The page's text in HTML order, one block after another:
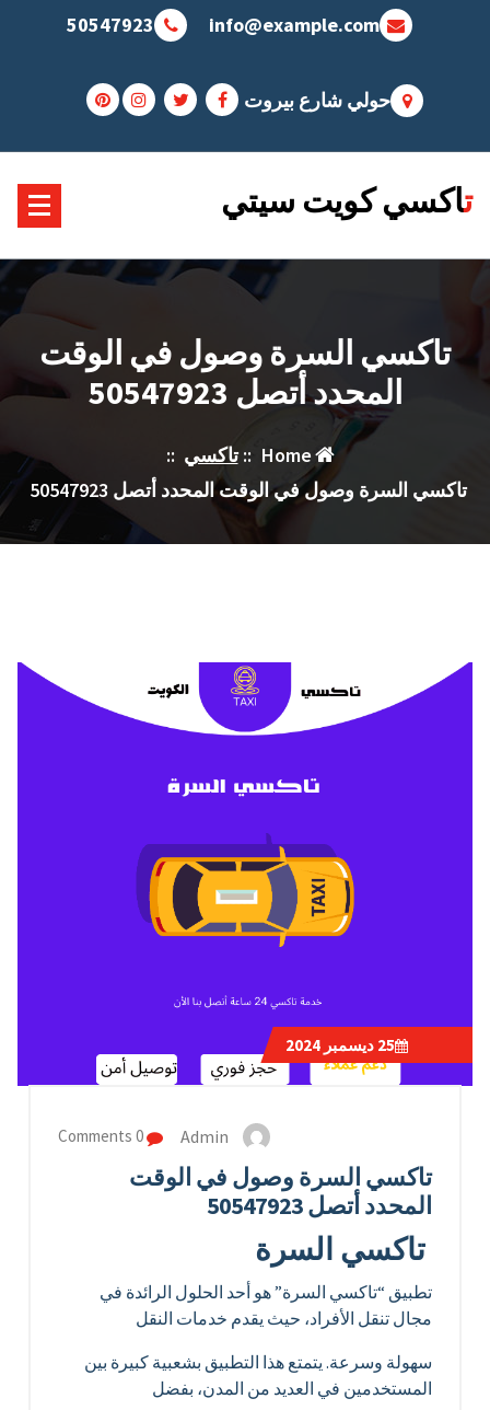
info@example.com
50547923
حولي شارع بيروت
تاكسي كويت سيتي
تاكسي السرة وصول في الوقت
المحدد أتصل 50547923
Home
::تاكسي::
تاكسي السرة وصول في الوقت المحدد أتصل 50547923
25ديسمبر 2024
Admin
0 Comments
تاكسي السرة وصول في الوقت
المحدد أتصل 50547923
تاكسي السرة
تطبيق “تاكسي السرة” هو أحد الحلول الرائدة في
مجال تنقل الأفراد، حيث يقدم خدمات النقل
سهولة وسرعة. يتمتع هذا التطبيق بشعبية كبيرة بين
المستخدمين في العديد من المدن، بفضل